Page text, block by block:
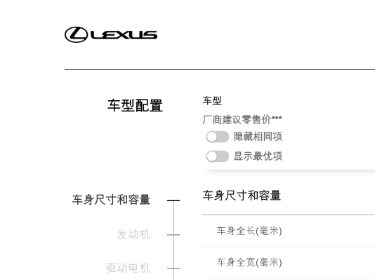
骏马乘风·藏金于内LEXUS雷克萨斯正式推出LX、GX
OVERTRAIL“黑马藏金版”车型
车型配置
车身尺寸和容量
发动机
驱动电机
车型
厂商建议零售价***
隐藏相同项
显示最优项
车身尺寸和容量
车身全长(毫米)
车身全宽(毫米)